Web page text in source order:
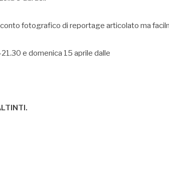
fotografico di reportage articolato ma
e domenica 15 aprile dalle